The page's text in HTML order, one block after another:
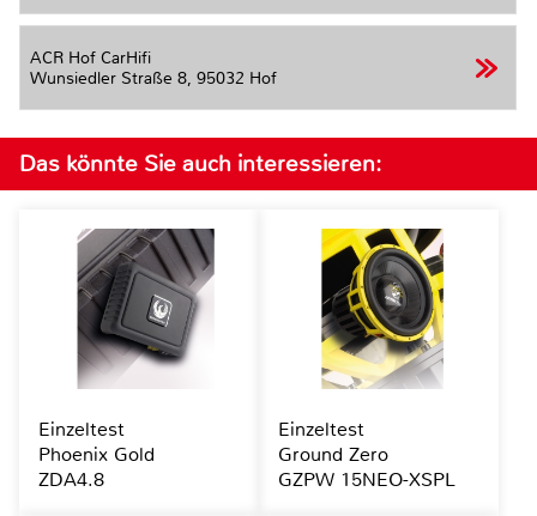
ACR Hof CarHifi
Wunsiedler Straße 8, 95032 Hof
Das könnte Sie auch interessieren:
Einzeltest
Phoenix Gold
ZDA4.8
Einzeltest
Ground Zero
GZPW 15NEO-XSPL